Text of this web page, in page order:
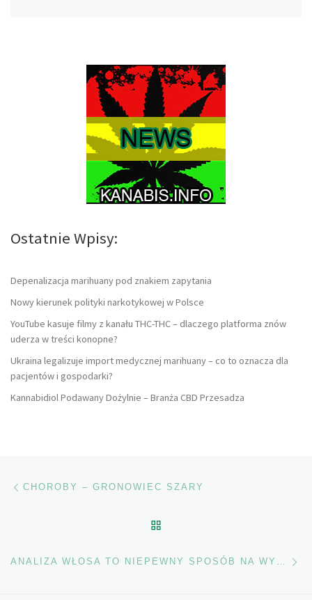
Ostatnie Wpisy:
Depenalizacja marihuany pod znakiem zapytania
Nowy kierunek polityki narkotykowej w Polsce
YouTube kasuje filmy z kanału THC-THC – dlaczego platforma znów
uderza w treści konopne?
Ukraina legalizuje import medycznej marihuany – co to oznacza dla
pacjentów i gospodarki?
Kannabidiol Podawany Dożylnie – Branża CBD Przesadza
Nawigacja wpisu
CHOROBY – GRONOWIEC SZARY
ANALIZA WŁOSA TO NIEPEWNY SPOSÓB NA WYKRYCIE KONSUMPCJI CANNABISU.